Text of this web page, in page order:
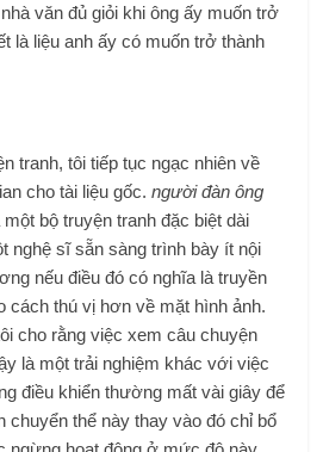
văn đủ giỏi khi ông ấy muốn trở
là liệu anh ấy có muốn trở thành
tranh, tôi tiếp tục ngạc nhiên về
cho tài liệu gốc.người đàn ông
một bộ truyện tranh đặc biệt dài
nghệ sĩ sẵn sàng trình bày ít nội
nếu điều đó có nghĩa là truyền
cách thú vị hơn về mặt hình ảnh.
cho rằng việc xem câu chuyện
là một trải nghiệm khác với việc
điều khiển thường mất vài giây để
chuyển thể này thay vào đó chỉ bổ